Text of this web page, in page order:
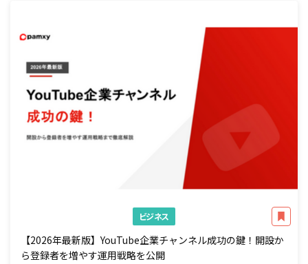
ビジネス
【2026年最新版】YouTube企業チャンネル成功の鍵！開設か
ら登録者を増やす運用戦略を公開